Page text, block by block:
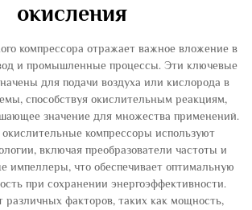
окисления
компрессора отражает важное вложение в
и промышленные процессы. Эти ключевые
для подачи воздуха или кислорода в
способствуя окислительным реакциям,
значение для множества применений.
компрессоры используют
включая преобразователи частоты и
импеллеры, что обеспечивает оптимальную
при сохранении энергоэффективности.
различных факторов, таких как мощность,